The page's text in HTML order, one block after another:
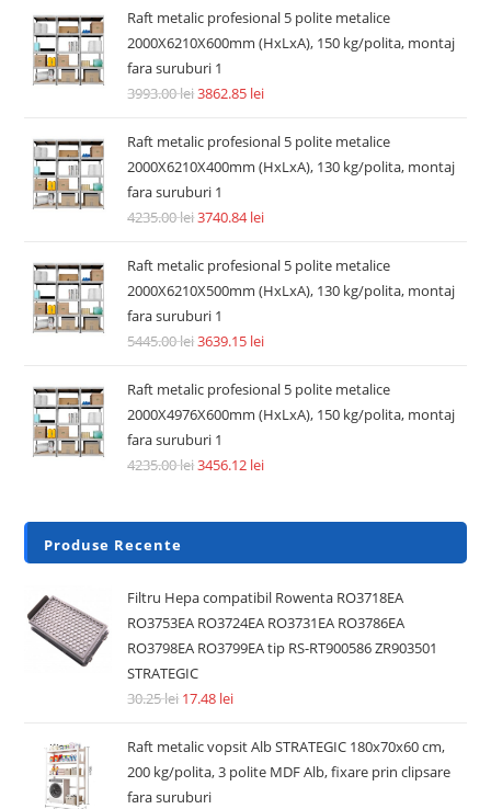
Raft metalic profesional 5 polite metalice
2000X6210X600mm (HxLxA), 150 kg/polita, montaj
fara suruburi 1
3993.00lei3862.85 lei
Raft metalic profesional 5 polite metalice
2000X6210X400mm (HxLxA), 130 kg/polita, montaj
fara suruburi 1
4235.00lei3740.84lei
Raft metalic profesional 5 polite metalice
2000X6210X500mm (HxLxA), 130 kg/polita, montaj
fara suruburi 1
5445.00lei3639.15 lei
Raft metalic profesional 5 polite metalice
2000X4976X600mm (HxLxA), 150 kg/polita, montaj
fara suruburi 1
4235.00lei3456.12 lei
Produse Recente
Filtru Hepa compatibil Rowenta RO3718EA
RO3753EA RO3724EA RO3731EA RO3786EA
RO3798EA RO3799EA tip RS-RT900586 ZR903501
STRATEGIC
30.25lei 17.48 lei
Raft metalic vopsit Alb STRATEGIC 180x70x60 cm,
200 kg/polita, 3 polite MDF Alb, fixare prin clipsare
fara suruburi